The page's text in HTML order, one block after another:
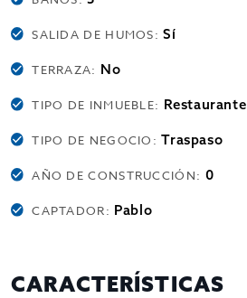
SALIDA DE HUMOS:Sí
TERRAZA: No
TIPO DE INMUEBLE: Restaurante
TIPO DE NEGOCIO:Traspaso
AÑO DE CONSTRUCCIÓN: 0
CAPTADOR: Pablo
CARACTERÍSTICAS